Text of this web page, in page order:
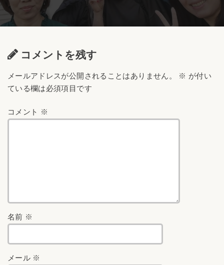
コメントを残す
メールアドレスが公開されることはありません。 ※ が付い
ている欄は必須項目です
コメント ※
名前 ※
メール ※